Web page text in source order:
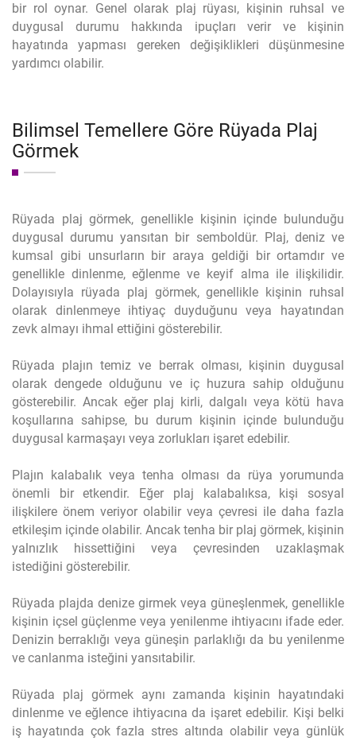
bir rol oynar. Genel olarak plaj rüyası, kişinin ruhsal ve
duygusal durumu hakkında ipuçları verir ve kişinin
hayatında yapması gereken değişiklikleri düşünmesine
yardımcı olabilir.
Bilimsel Temellere Göre Rüyada Plaj
Görmek
Rüyada plaj görmek, genellikle kişinin içinde bulunduğu
duygusal durumu yansıtan bir semboldür. Plaj, deniz ve
kumsal gibi unsurların bir araya geldiği bir ortamdır ve
genellikle dinlenme, eğlenme ve keyif alma ile ilişkilidir.
Dolayısıyla rüyada plaj görmek, genellikle kişinin ruhsal
olarak dinlenmeye ihtiyaç duyduğunu veya hayatından
zevk almayı ihmal ettiğini gösterebilir.
Rüyada plajın temiz ve berrak olması, kişinin duygusal
olarak dengede olduğunu ve iç huzura sahip olduğunu
gösterebilir. Ancak eğer plaj kirli, dalgalı veya kötü hava
koşullarına sahipse, bu durum kişinin içinde bulunduğu
duygusal karmaşayı veya zorlukları işaret edebilir.
Plajın kalabalık veya tenha olması da rüya yorumunda
önemli bir etkendir. Eğer plaj kalabalıksa, kişi sosyal
ilişkilere önem veriyor olabilir veya çevresi ile daha fazla
etkileşim içinde olabilir. Ancak tenha bir plaj görmek, kişinin
yalnızlık hissettiğini veya çevresinden uzaklaşmak
istediğini gösterebilir.
Rüyada plajda denize girmek veya güneşlenmek, genellikle
kişinin içsel güçlenme veya yenilenme ihtiyacını ifade eder.
Denizin berraklığı veya güneşin parlaklığı da bu yenilenme
ve canlanma isteğini yansıtabilir.
Rüyada plaj görmek aynı zamanda kişinin hayatındaki
dinlenme ve eğlence ihtiyacına da işaret edebilir. Kişi belki
iş hayatında çok fazla stres altında olabilir veya günlük